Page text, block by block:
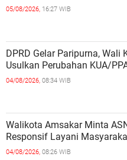
05/08/2026, 16:27 WIB
DPRD Gelar Paripurna, Wali
Usulkan Perubahan KUA/
04/08/2026, 08:34 WIB
Walikota Amsakar Minta
Responsif Layani
04/08/2026, 08:26 WIB